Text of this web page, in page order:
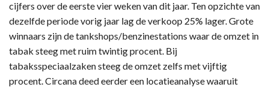
cijfers over de eerste vier weken van dit jaar. Ten opzichte van
dezelfde periode vorig jaar lag de verkoop 25% lager. Grote
winnaars zijn de tankshops/benzinestations waar de omzet in
tabak steeg met ruim twintig procent. Bij
tabaksspeciaalzaken steeg de omzet zelfs met vijftig
procent. Circana deed eerder een locatieanalyse waaruit